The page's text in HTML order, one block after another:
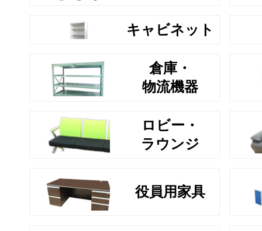
キャビネット
倉庫・
物流機器
ロビー・
ラウンジ
役員用家具